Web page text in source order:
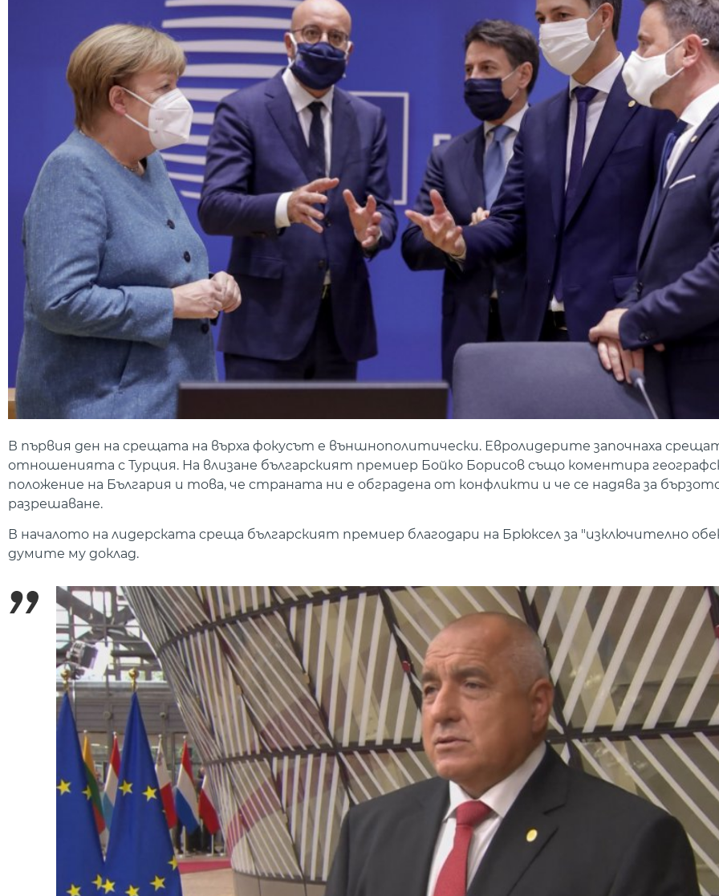
В първия ден на срещата на върха фокусът е външнополитически. Евролидерите започнаха
отношенията с Турция. На влизане българският премиер Бойко Борисов също коментира
положение на България и това, че страната ни е обградена от конфликти и че се надява за
разрешаване.
В началото на лидерската среща българският премиер благодари на Брюксел за "изключително
думите му доклад.